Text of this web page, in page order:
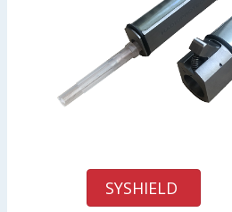
SYSHIELD